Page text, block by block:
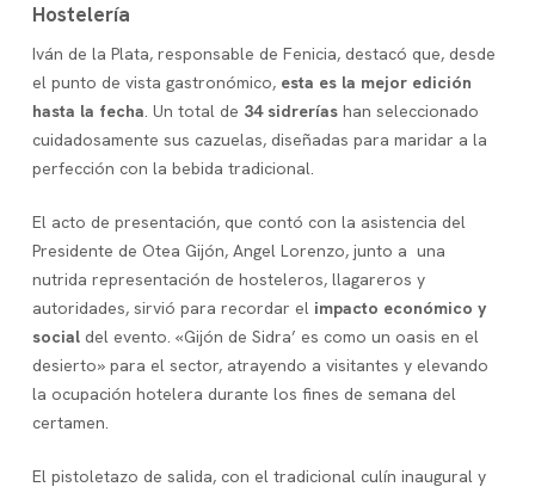
Hostelería
Iván de la Plata, responsable de Fenicia, destacó que, desde
el punto de vista gastronómico, esta es la mejor edición
hasta la fecha. Un total de 34 sidreríashan seleccionado
cuidadosamente sus cazuelas, diseñadas para maridar a la
perfección con la bebida tradicional.
El acto de presentación, que contó con la asistencia del
Presidente de Otea Gijón, Angel Lorenzo, junto a una
nutrida representación de hosteleros, llagareros y
autoridades, sirvió para recordar el impacto económico y
socialdel evento. «Gijón de Sidra’ es como un oasis en el
desierto» para el sector, atrayendo a visitantes y elevando
la ocupación hotelera durante los fines de semana del
certamen.
El pistoletazo de salida, con el tradicional culín inaugural y